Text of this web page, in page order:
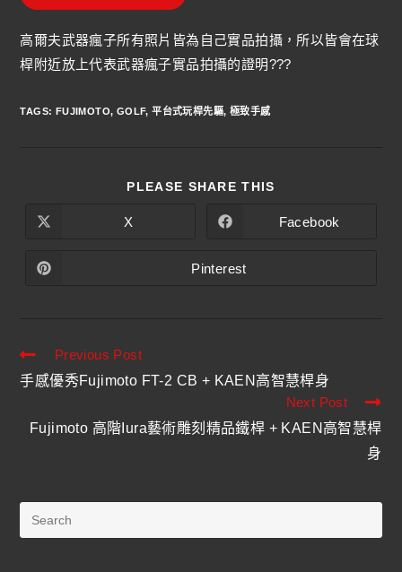
高爾夫武器瘋子所有照片皆為自己實品拍攝，所以皆會在球
桿附近放上代表武器瘋子實品拍攝的證明???
TAGS: FUJIMOTO, GOLF, 平台式玩桿先驅, 極致手感
PLEASE SHARE THIS
X Facebook
Pinterest
Previous Post
手感優秀Fujimoto FT-2 CB + KAEN高智慧桿身
Next Post
Fujimoto 高階Iura藝術雕刻精品鐵桿 + KAEN高智慧桿
身